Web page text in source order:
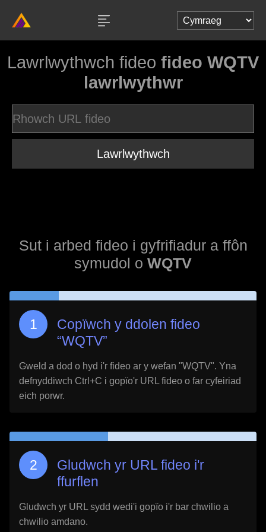
Lawrlwythwch fideo fideo WQTV
lawrlwythwr
Lawrlwythwch
Sut i arbed fideo i gyfrifiadur a ffôn
symudol o WQTV
Copïwch y ddolen fideo
“WQTV”
Gweld a dod o hyd i'r fideo ar y wefan "WQTV". Yna
defnyddiwch Ctrl+C i gopïo'r URL fideo o far cyfeiriad
eich porwr.
Gludwch yr URL fideo i'r
ffurflen
Gludwch yr URL sydd wedi'i gopïo i'r bar chwilio a
chwilio amdano.